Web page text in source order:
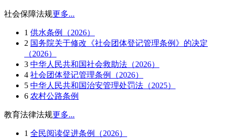
社会保障法规更多...
1 供水条例（2026）
2 国务院关于修改《社会团体登记管理条例》的决定
（2026）
3 中华人民共和国社会救助法（2026）
4 社会团体登记管理条例（2026）
5 中华人民共和国治安管理处罚法（2025）
6 农村公路条例
教育法律法规更多...
1 全民阅读促进条例（2026）